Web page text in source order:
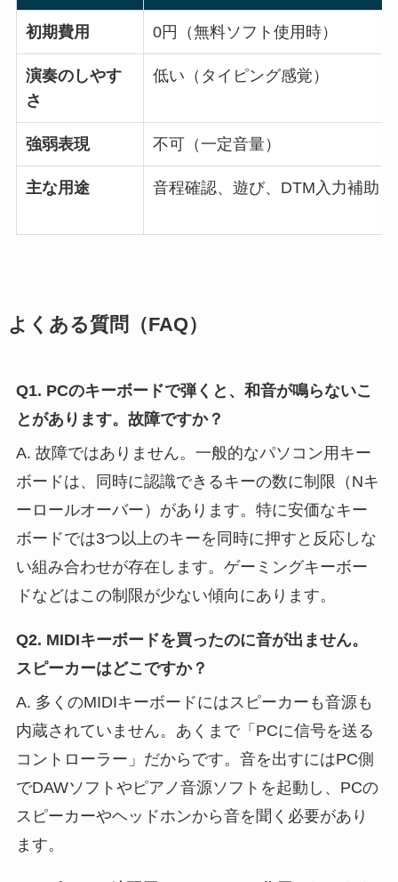
初期費用 0円（無料ソフト使用時）
演奏のしやす
さ
低い（タイピング感覚）
強弱表現 不可（一定音量）
主な用途 音程確認、遊び、DTM入力補助
よくある質問（FAQ）
Q1. PCのキーボードで弾くと、和音が鳴らないこ
とがあります。故障ですか？
A. 故障ではありません。一般的なパソコン用キー
ボードは、同時に認識できるキーの数に制限（Nキ
ーロールオーバー）があります。特に安価なキー
ボードでは3つ以上のキーを同時に押すと反応しな
い組み合わせが存在します。ゲーミングキーボー
ドなどはこの制限が少ない傾向にあります。
Q2. MIDIキーボードを買ったのに音が出ません。
スピーカーはどこですか？
A. 多くのMIDIキーボードにはスピーカーも音源も
内蔵されていません。あくまで「PCに信号を送る
コントローラー」だからです。音を出すにはPC側
でDAWソフトやピアノ音源ソフトを起動し、PCの
スピーカーやヘッドホンから音を聞く必要があり
ます。